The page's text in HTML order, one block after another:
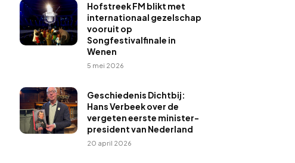
Hofstreek FM blikt met
internationaal gezelschap
vooruit op
Songfestivalfinale in
Wenen
5 mei 2026
Geschiedenis Dichtbij:
Hans Verbeek over de
vergeten eerste minister-
president van Nederland
20 april 2026